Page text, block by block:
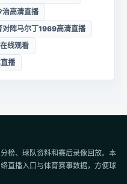
治高清直播
对阵马尔丁1969高清直播
线观看
播
榜、球队资料和赛后录像回放。本
直播入口与体育赛事数据，方便球